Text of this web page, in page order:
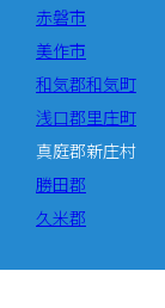
赤磐市
美作市
和気郡和気町
浅口郡里庄町
真庭郡新庄村
勝田郡
久米郡